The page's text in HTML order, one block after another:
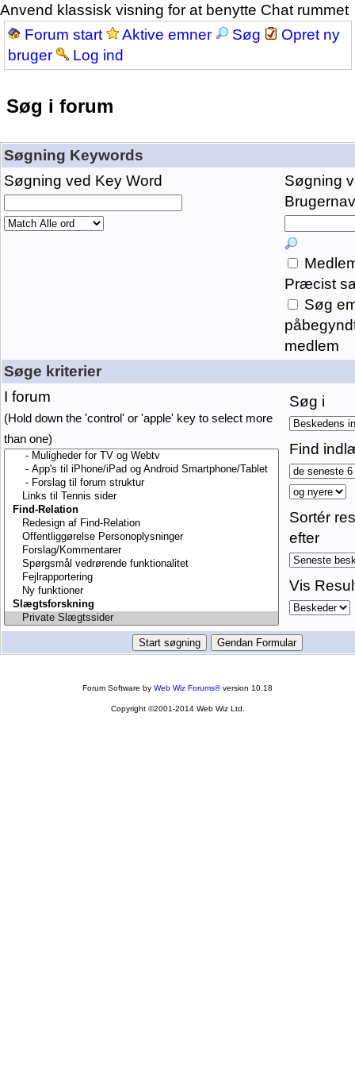
Anvend klassisk visning for at benytte Chat rummet
Forum start
Aktive emner Søg
Opret ny
bruger
Log ind
Søg i forum
Søgning Keywords
Søgning ved Key Word
Søgning
Præcist
Søg
medlem
Søge kriterier
I forum
(Hold down the 'control' or 'apple' key to select more
than one)
Søg i
Find
Sortér
efter
Vis
Forum Software by Web Wiz Forums®version 10.18
Copyright ©2001-2014 Web Wiz Ltd.